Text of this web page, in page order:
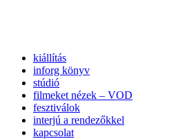
kiállítás
inforg könyv
stúdió
filmeket nézek – VOD
fesztiválok
interjú a rendezőkkel
kapcsolat